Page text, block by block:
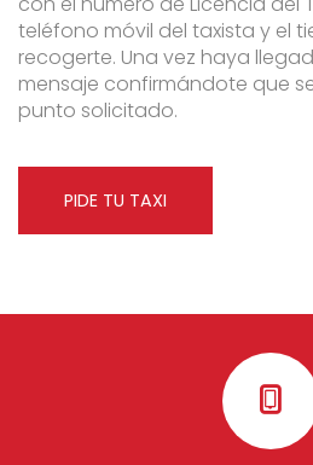
teléfono móvil del taxista y el
recogerte. Una vez haya
mensaje confirmándote que
punto solicitado.
PIDE TU TAXI